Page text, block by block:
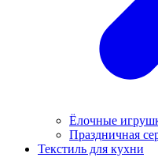
Ёлочные
Праздничная
Текстиль для кухни